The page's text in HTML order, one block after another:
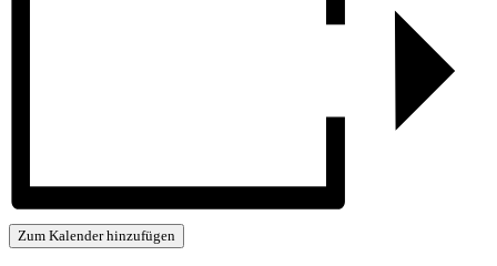
Zum Kalender hinzufügen